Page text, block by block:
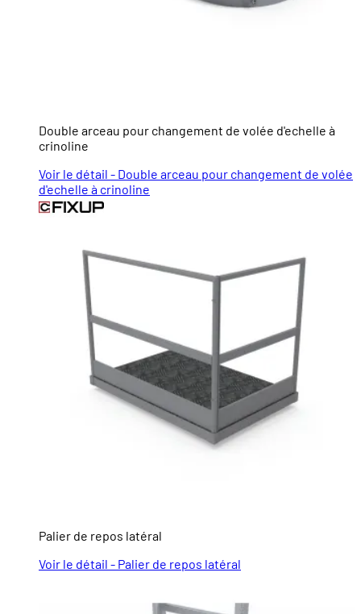
Double arceau pour changement de volée d'echelle à
crinoline
Voir le détail - Double arceau pour changement de volée
d'echelle à crinoline
Palier de repos latéral
Voir le détail - Palier de repos latéral